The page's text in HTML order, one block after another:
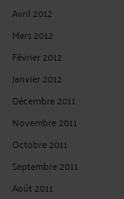
Avril 2012
Mars 2012
Février 2012
Janvier 2012
Décembre 2011
Novembre 2011
Octobre 2011
Septembre 2011
Août 2011